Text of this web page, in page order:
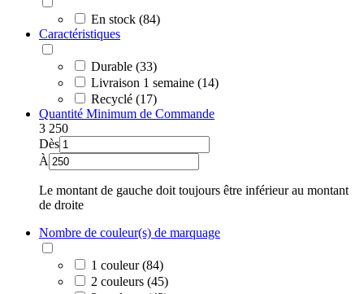
En stock (84)
Caractéristiques
Durable (33)
Livraison 1 semaine (14)
Recyclé (17)
Quantité Minimum de Commande
3 250
Dès
À
Le montant de gauche doit toujours être inférieur au montant
de droite
Nombre de couleur(s) de marquage
1 couleur (84)
2 couleurs (45)